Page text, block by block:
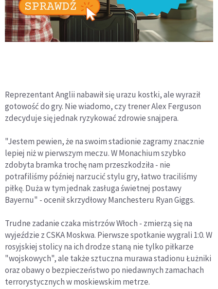
Reprezentant Anglii nabawił się urazu kostki, ale wyraził
gotowość do gry. Nie wiadomo, czy trener Alex Ferguson
zdecyduje się jednak ryzykować zdrowie snajpera.
"Jestem pewien, że na swoim stadionie zagramy znacznie
lepiej niż w pierwszym meczu. W Monachium szybko
zdobyta bramka trochę nam przeszkodziła - nie
potrafiliśmy później narzucić stylu gry, łatwo traciliśmy
piłkę. Duża w tym jednak zasługa świetnej postawy
Bayernu" - ocenił skrzydłowy Manchesteru Ryan Giggs.
Trudne zadanie czaka mistrzów Włoch - zmierzą się na
wyjeździe z CSKA Moskwa. Pierwsze spotkanie wygrali 1:0. W
rosyjskiej stolicy na ich drodze staną nie tylko piłkarze
"wojskowych", ale także sztuczna murawa stadionu Łużniki
oraz obawy o bezpieczeństwo po niedawnych zamachach
terrorystycznych w moskiewskim metrze.